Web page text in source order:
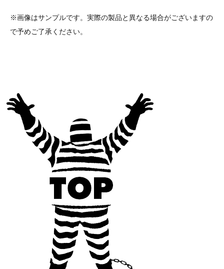
※画像はサンプルです。実際の製品と異なる場合がございますの
で予めご了承ください。